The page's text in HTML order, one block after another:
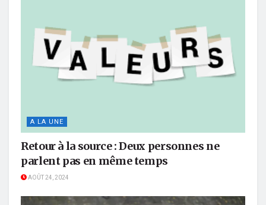
A LA UNE
Retour à la source : Deux personnes ne
parlent pas en même temps
AOÛT 24, 2024